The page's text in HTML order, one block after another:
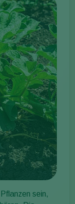
sein,